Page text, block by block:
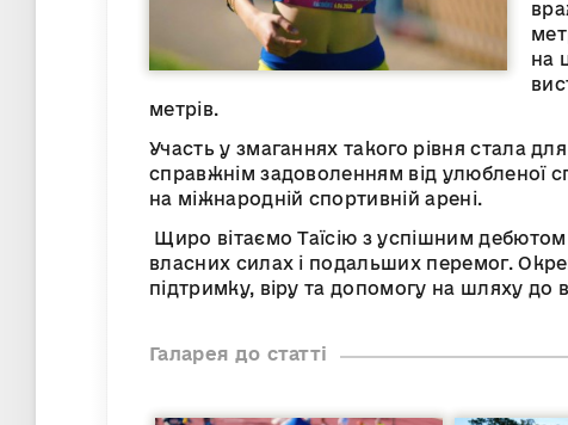
на
метрів.
Участь у змаганнях такого рівня стала
справжнім задоволенням від улюбленої
на міжнародній спортивній арені.
Щиро вітаємо Таїсію з успішним
власних силах і подальших перемог.
підтримку, віру та допомогу на шляху до
Галарея до статті